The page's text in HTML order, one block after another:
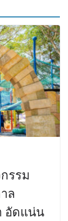
รรม
ล
อัดแน่น